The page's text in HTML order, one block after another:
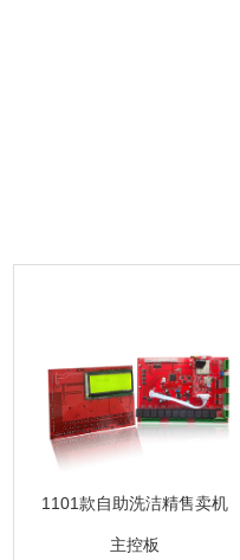
1101款自助洗洁精售卖机
主控板